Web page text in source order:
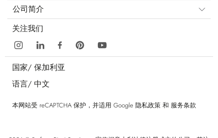
公司简介
关注我们
国家/ 保加利亚
语言/ 中文
本网站受 reCAPTCHA 保护，并适用 Google 隐私政策 和 服务条款